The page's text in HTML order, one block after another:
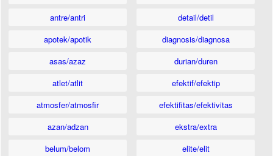
antre/antri
apotek/apotik
asas/azaz
atlet/atlit
atmosfer/atmosfir
azan/adzan
belum/belom
detail/detil
diagnosis/diagnosa
durian/duren
efektif/efektip
efektifitas/efektivitas
ekstra/extra
elite/elit